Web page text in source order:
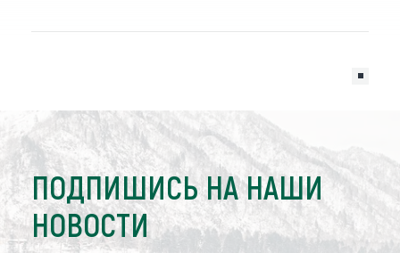
ПОДПИШИСЬ НА НАШИ
НОВОСТИ